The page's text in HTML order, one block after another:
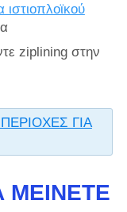
ιστιοπλοϊκού
ziplining στην
ΓΙΑ
ΜΕΊΝΕΤΕ